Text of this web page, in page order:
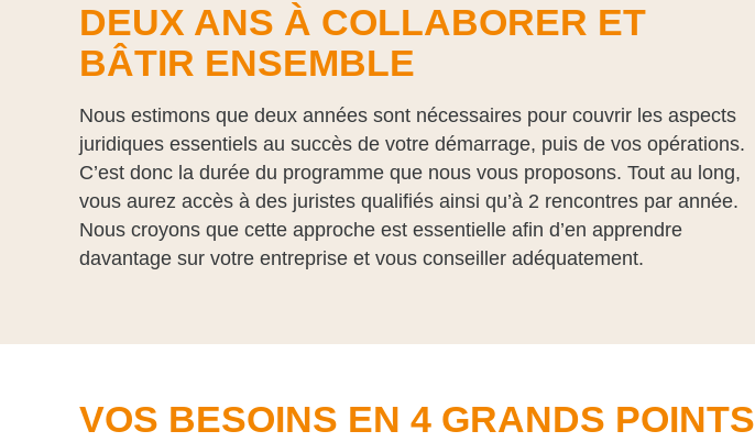
DEUX ANS À COLLABORER ET
BÂTIR ENSEMBLE
Nous estimons que deux années sont nécessaires pour couvrir les aspects
juridiques essentiels au succès de votre démarrage, puis de vos opérations.
C’est donc la durée du programme que nous vous proposons. Tout au long,
vous aurez accès à des juristes qualifiés ainsi qu’à 2 rencontres par année.
Nous croyons que cette approche est essentielle afin d’en apprendre
davantage sur votre entreprise et vous conseiller adéquatement.
VOS BESOINS EN 4 GRANDS POINTS